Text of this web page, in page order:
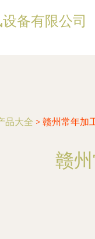
备有限公司
品大全 > 赣州常年加
赣